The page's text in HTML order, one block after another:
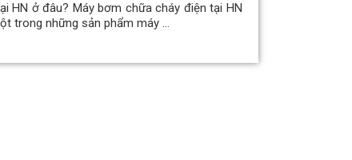
HN ở đâu? Máy bơm chữa cháy điện tại HN
trong những sản phẩm máy ...